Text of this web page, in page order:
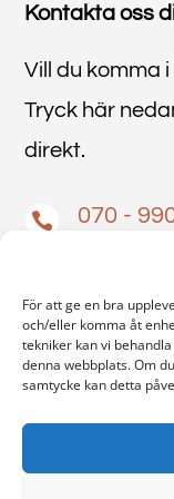
För att ge en bra
och/eller komma åt
tekniker kan vi
denna webbplats. Om
samtycke kan detta
Kontakta oss
Vill du komma
Tryck här
direkt.
 070 -